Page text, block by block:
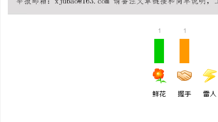
1
鲜花
1
握手 雷人